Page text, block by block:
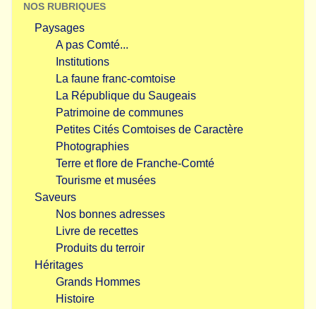
NOS RUBRIQUES
Paysages
A pas Comté...
Institutions
La faune franc-comtoise
La République du Saugeais
Patrimoine de communes
Petites Cités Comtoises de Caractère
Photographies
Terre et flore de Franche-Comté
Tourisme et musées
Saveurs
Nos bonnes adresses
Livre de recettes
Produits du terroir
Héritages
Grands Hommes
Histoire